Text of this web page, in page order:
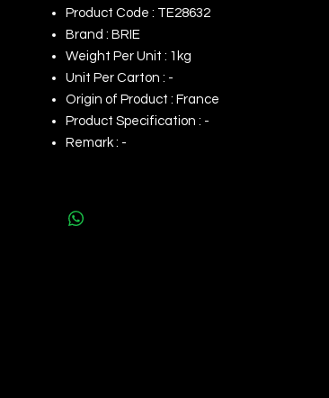
Product Code : TE28632
Brand : BRIE
Weight Per Unit : 1kg
Unit Per Carton : -
Origin of Product : France
Product Specification : -
Remark : -